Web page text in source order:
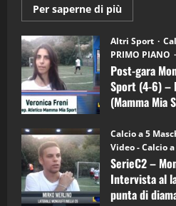
Per saperne di più
Post-
gara
Mongiuffi
Melia
–
Mamma
Mia
Sport
6)
–
Intervista
a
mister
Arturo
Carciotto
(Mongiuffi
Altri Sport
PRIMO PIANO
Post-gara
Sport (4-6) –
(Mamma Mia
Calcio a 5
Video - Calcio
SerieC2 –
Intervista al
punta di
3
"SportEmpire"
(Martedi 21
21/04/2026
4
(Martedi 14
15/04/2026